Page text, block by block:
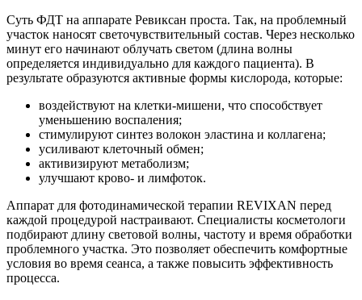
Суть ФДТ на аппарате Ревиксан проста. Так, на проблемный
участок наносят светочувствительный состав. Через несколько
минут его начинают облучать светом (длина волны
определяется индивидуально для каждого пациента). В
результате образуются активные формы кислорода, которые:
воздействуют на клетки-мишени, что способствует
уменьшению воспаления;
стимулируют синтез волокон эластина и коллагена;
усиливают клеточный обмен;
активизируют метаболизм;
улучшают крово- и лимфоток.
Аппарат для фотодинамической терапии REVIXAN перед
каждой процедурой настраивают. Специалисты косметологи
подбирают длину световой волны, частоту и время обработки
проблемного участка. Это позволяет обеспечить комфортные
условия во время сеанса, а также повысить эффективность
процесса.